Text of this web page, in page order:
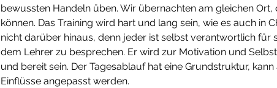
bewussten Handeln üben. Wir übernachten am gleichen
können. Das Training wird hart und lang sein, wie es auch in
nicht darüber hinaus, denn jeder ist selbst verantwortlich für
dem Lehrer zu besprechen. Er wird zur Motivation und
und bereit sein. Der Tagesablauf hat eine Grundstruktur,
Einflüsse angepasst werden.